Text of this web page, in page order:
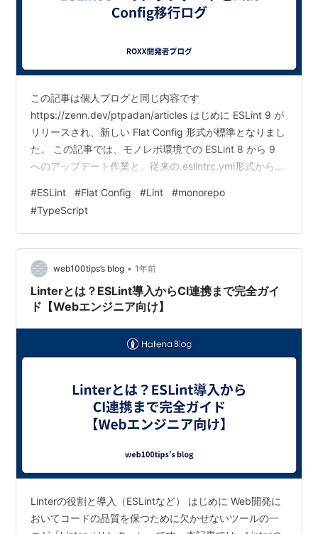
この記事は個人ブログと同じ内容です
https://zenn.dev/ptpadan/articles はじめに ESLint 9 が
リリースされ、新しい Flat Config 形式が標準となりまし
た。 この記事では、モノレポ環境での ESLint 8 から 9
へのアップデート作業と、従来の.eslintrc.yml形式から
と解決方法を含めて記録します。 ESLint 9のメリット
ESLint 9 への移行には以下のメリットがあります。 パフ
ォーマンスの向上: 設定の解析が高速化 依存関係の簡素
化: 多くのプラグインが統合…
#ESLint #Flat Config #Lint #monorepo
#TypeScript
web100tips’s blog • 1年前
Linterとは？ESLint導入からCI連携まで完全ガイ
ド【Webエンジニア向け】
Linterの役割と導入（ESLintなど） はじめに Web開発に
おいてコードの品質を保つために欠かせないツールの一